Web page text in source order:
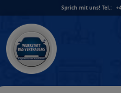
to
content
Sprich mit uns! Tel.: